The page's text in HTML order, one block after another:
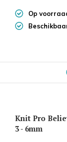
Op
Knit Pro
3 - 6mm